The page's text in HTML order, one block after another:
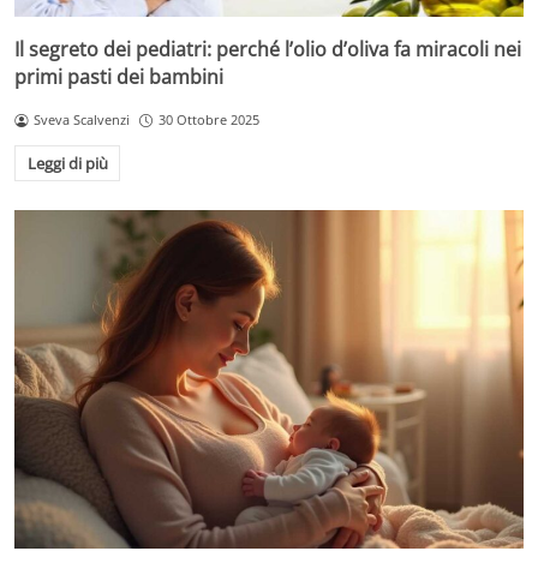
Il segreto dei pediatri: perché l’olio d’oliva fa miracoli nei
primi pasti dei bambini
Sveva Scalvenzi 30 Ottobre 2025
Leggi di più